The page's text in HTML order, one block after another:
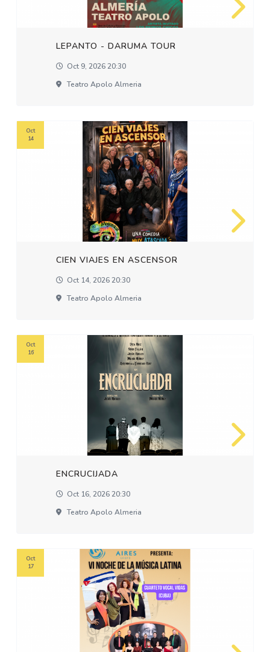
LEPANTO - DARUMA TOUR
Oct 9, 2026 20:30
Teatro Apolo Almeria
CIEN VIAJES EN ASCENSOR
Oct 14, 2026 20:30
Teatro Apolo Almeria
Oct
14
ENCRUCIJADA
Oct 16, 2026 20:30
Teatro Apolo Almeria
Oct
16
Oct
17